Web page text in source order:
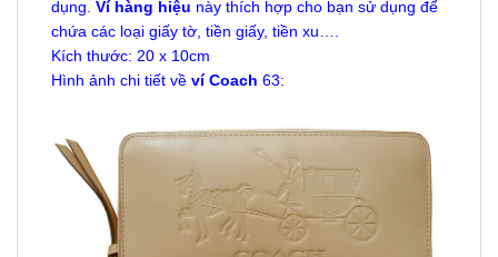
dụng. Ví hàng hiệu này thích hợp cho bạn sử dụng để
chứa các loại giấy tờ, tiền giấy, tiền xu….
Kích thước: 20 x 10cm
Hình ảnh chi tiết về ví Coach 63: